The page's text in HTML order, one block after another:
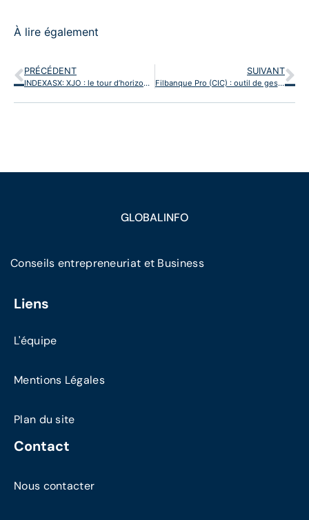
À lire également
PRÉCÉDENT
INDEXASX: XJO : le tour d’horizon de l’indice de référence du marché australien
SUIVANT
Filbanque Pro (CIC) : outil de gestion qui simplifie vraiment la trésorerie des entrepreneurs ?
GLOBALINFO
Conseils entrepreneuriat et Business
Liens
L'équipe
Mentions Légales
Plan du site
Contact
Nous contacter